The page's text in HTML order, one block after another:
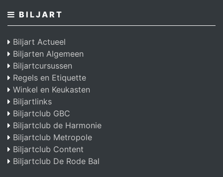
BILJART
Biljart Actueel
Biljarten Algemeen
Biljartcursussen
Regels en Etiquette
Winkel en Keukasten
Biljartlinks
Biljartclub GBC
Biljartclub de Harmonie
Biljartclub Metropole
Biljartclub Content
Biljartclub De Rode Bal